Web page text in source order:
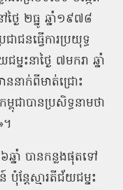
ងៃ ២ធ្នូ ឆ្នាំ១៩៧៨
ជនធ្វើការប្រយុទ្ធ
ះនាថ្ងៃ ៧មករា ឆ្នាំ
នាក់ពីមាត់ជ្រោះ
ជាបានប្រសិទ្ធនាមថា
។
ឆ្នាំ បានកន្លងផុតទៅ
តែស្មារតីជ័យជម្នះ